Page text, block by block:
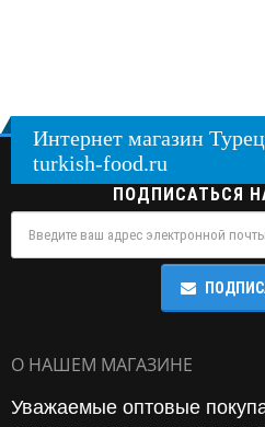
Интернет магазин
turkish-food.ru
ПОДПИСАТЬСЯ
О НАШЕМ МАГАЗИНЕ
Уважаемые оптовые